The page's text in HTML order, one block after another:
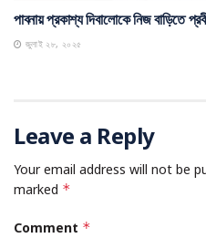
পাবনায় প্রকাশ্য দিবালোকে নিজ বাড়িতে
জুলাই ২৮, ২০২৫
Leave a Reply
Your email address will not be
marked *
Comment *